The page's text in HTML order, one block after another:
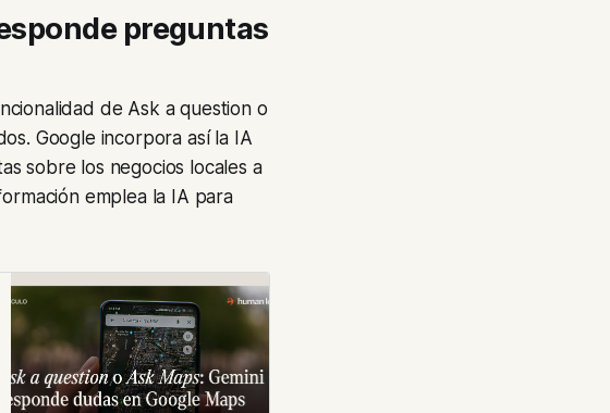
preguntas
de Ask a question o
Google incorpora así la IA
sobre los negocios locales a
emplea la IA para